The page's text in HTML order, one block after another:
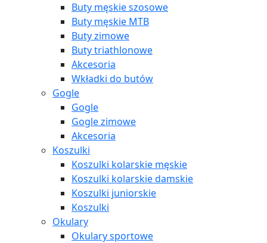
Buty męskie szosowe
Buty męskie MTB
Buty zimowe
Buty triathlonowe
Akcesoria
Wkładki do butów
Gogle
Gogle
Gogle zimowe
Akcesoria
Koszulki
Koszulki kolarskie męskie
Koszulki kolarskie damskie
Koszulki juniorskie
Koszulki
Okulary
Okulary sportowe